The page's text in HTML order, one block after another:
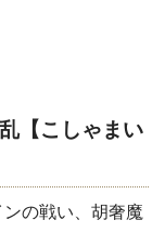
【こしゃまい
の戦い、胡奢魔